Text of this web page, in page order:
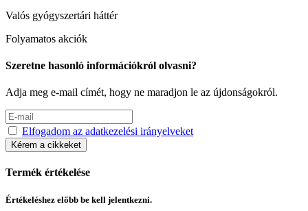
Valós gyógyszertári háttér
Folyamatos akciók
Szeretne hasonló információkról olvasni?
Adja meg e-mail címét, hogy ne maradjon le az újdonságokról.
Elfogadom az adatkezelési irányelveket
Kérem a cikkeket
Termék értékelése
Értékeléshez előbb be kell jelentkezni.